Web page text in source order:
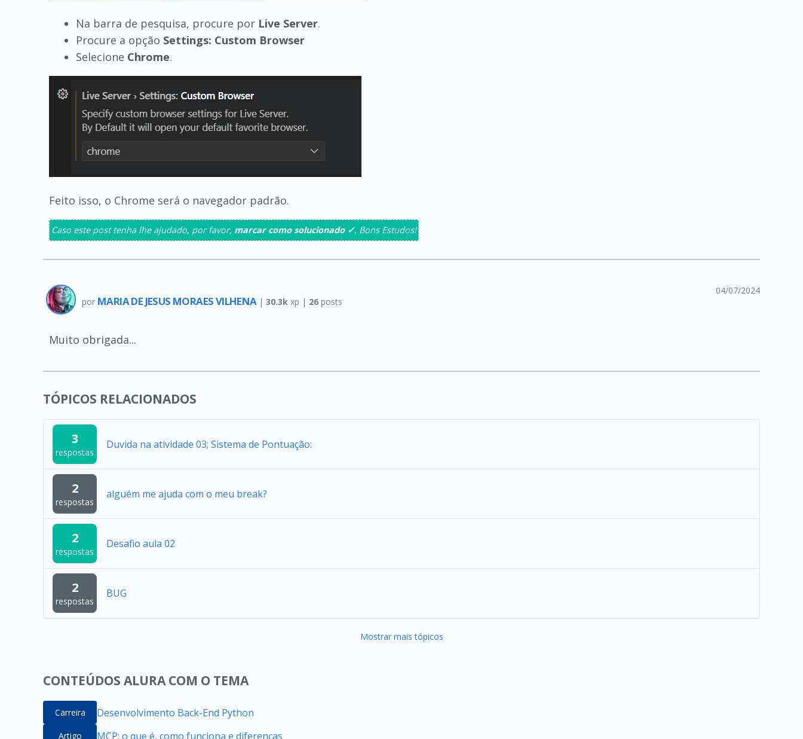
Na barra de pesquisa, procure por Live Server.
Procure a opção Settings: Custom Browser
Selecione Chrome.
Feito isso, o Chrome será o navegador padrão.
Caso este post tenha lhe ajudado, por favor, marcar como solucionado ✓. Bons Estudos!
por MARIA DE JESUS MORAES VILHENA | 30.3k xp | 26 posts
04/07/2024
Muito obrigada...
TÓPICOS RELACIONADOS
3
respostas
Duvida na atividade 03; Sistema de Pontuação:
2
respostas
alguém me ajuda com o meu break?
2
respostas
Desafio aula 02
2
respostas
BUG
Mostrar mais tópicos
CONTEÚDOS ALURA COM O TEMA
Carreira Desenvolvimento Back-End Python
Artigo MCP: o que é, como funciona e diferenças